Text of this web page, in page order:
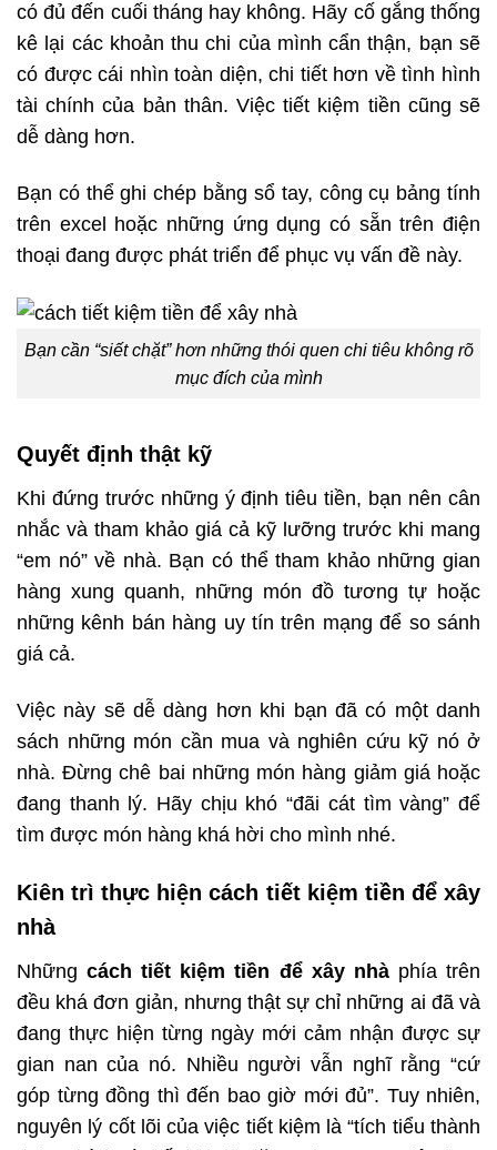
có đủ đến cuối tháng hay không. Hãy cố gắng thống
kê lại các khoản thu chi của mình cẩn thận, bạn sẽ
có được cái nhìn toàn diện, chi tiết hơn về tình hình
tài chính của bản thân. Việc tiết kiệm tiền cũng sẽ
dễ dàng hơn.
Bạn có thể ghi chép bằng sổ tay, công cụ bảng tính
trên excel hoặc những ứng dụng có sẵn trên điện
thoại đang được phát triển để phục vụ vấn đề này.
Bạn cần “siết chặt” hơn những thói quen chi tiêu không rõ
mục đích của mình
Quyết định thật kỹ
Khi đứng trước những ý định tiêu tiền, bạn nên cân
nhắc và tham khảo giá cả kỹ lưỡng trước khi mang
“em nó” về nhà. Bạn có thể tham khảo những gian
hàng xung quanh, những món đồ tương tự hoặc
những kênh bán hàng uy tín trên mạng để so sánh
giá cả.
Việc này sẽ dễ dàng hơn khi bạn đã có một danh
sách những món cần mua và nghiên cứu kỹ nó ở
nhà. Đừng chê bai những món hàng giảm giá hoặc
đang thanh lý. Hãy chịu khó “đãi cát tìm vàng” để
tìm được món hàng khá hời cho mình nhé.
Kiên trì thực hiện cách tiết kiệm tiền để xây
nhà
Nhữngcách tiết kiệm tiền để xây nhàphía trên
đều khá đơn giản, nhưng thật sự chỉ những ai đã và
đang thực hiện từng ngày mới cảm nhận được sự
gian nan của nó. Nhiều người vẫn nghĩ rằng “cứ
góp từng đồng thì đến bao giờ mới đủ”. Tuy nhiên,
nguyên lý cốt lõi của việc tiết kiệm là “tích tiểu thành